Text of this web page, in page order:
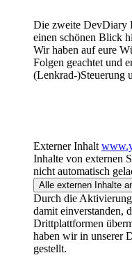
Die zweite DevDiary
einen schönen Blick
Wir haben auf eure
Folgen geachtet und
(Lenkrad-)Steuerung
Externer Inhalt
Inhalte von externen
nicht automatisch
Alle externen Inhalte
Durch die
damit einverstanden,
Drittplattformen
haben wir in unserer
gestellt.